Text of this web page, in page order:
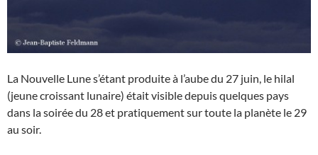
La Nouvelle Lune s’étant produite à l’aube du 27 juin, le hilal
(jeune croissant lunaire) était visible depuis quelques pays
dans la soirée du 28 et pratiquement sur toute la planète le 29
au soir.